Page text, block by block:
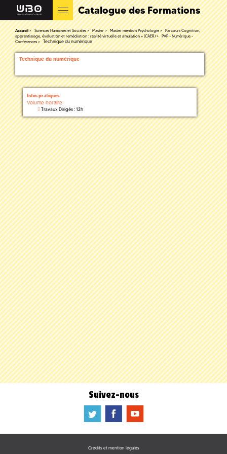
Catalogue des Formations
Accueil Sciences Humaines et Sociales Master Master mention Psychologie
Parcours Cognition,
apprentissage, évaluation et remédiation : réalité virtuelle et simulation » (CAER)
PVP - Numérique -
Conférences
Technique du numérique
Technique du numérique
Infos pratiques
Volume horaire
Travaux Dirigés : 12h
Suivez-nous
a b f
Crédits et mention légales